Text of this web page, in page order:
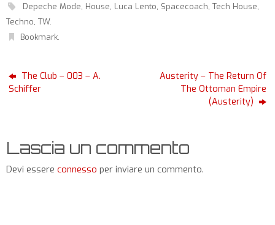
Depeche Mode, House, Luca Lento, Spacecoach, Tech House,
Techno, TW.
Bookmark.
The Club – 003 – A.
Schiffer
Austerity – The Return Of
The Ottoman Empire
(Austerity)
Lascia un commento
Devi essere connesso per inviare un commento.